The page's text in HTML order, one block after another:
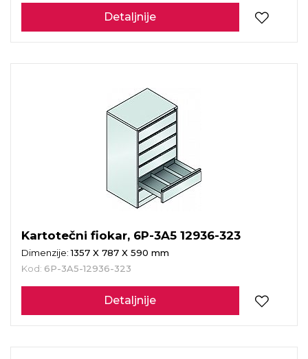
Detaljnije
Kartotečni fiokar, 6P-3A5 12936-323
Dimenzije:1357 X 787 X 590 mm
Kod: 6P-3A5-12936-323
Detaljnije